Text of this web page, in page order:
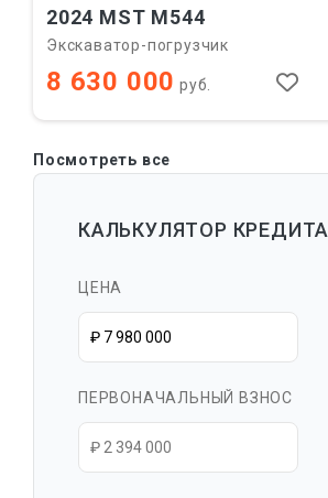
2024 MST M544
Экскаватор-погрузчик
8 630 000 руб.
Посмотреть все
КАЛЬКУЛЯТОР КРЕДИТА
ЦЕНА
ПЕРВОНАЧАЛЬНЫЙ ВЗНОС